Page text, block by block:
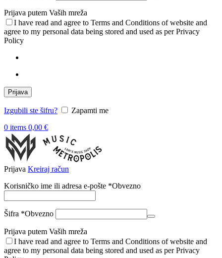
Prijava putem Vaših mreža
I have read and agree to Terms and Conditions of website and
agree to my personal data being stored and used as per Privacy
Policy
Prijava
Izgubili ste šifru?
Zapamti me
0 items 0,00 €
Prijava Kreiraj račun
Korisničko ime ili adresa e-pošte *Obvezno
Šifra *Obvezno
Prijava putem Vaših mreža
I have read and agree to Terms and Conditions of website and
agree to my personal data being stored and used as per Privacy